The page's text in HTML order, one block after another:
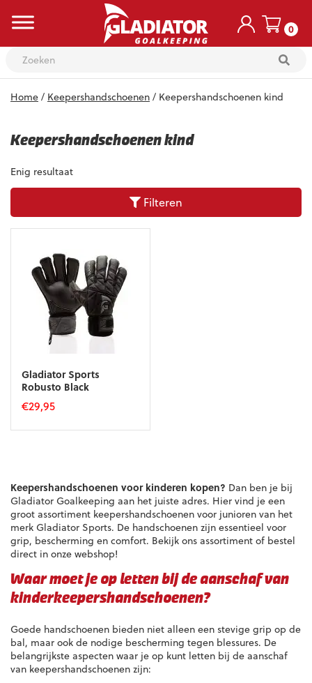
0
Home/ Keepershandschoenen/ Keepershandschoenen kind
Keepershandschoenen kind
Enig resultaat
Filteren
Gladiator Sports
Robusto Black
€29,95
Deze
optie
kan
gekozen
worden
op
de
productpagina
Keepershandschoenen voor kinderen kopen? Dan ben je bij
Gladiator Goalkeeping aan het juiste adres. Hier vind je een
groot assortiment keepershandschoenen voor junioren van het
merk Gladiator Sports. De handschoenen zijn essentieel voor
grip, bescherming en comfort. Bekijk ons assortiment of bestel
direct in onze webshop!
Waar moet je op letten bij de aanschaf van
kinderkeepershandschoenen?
Goede handschoenen bieden niet alleen een stevige grip op de
bal, maar ook de nodige bescherming tegen blessures. De
belangrijkste aspecten waar je op kunt letten bij de aanschaf
van keepershandschoenen zijn: